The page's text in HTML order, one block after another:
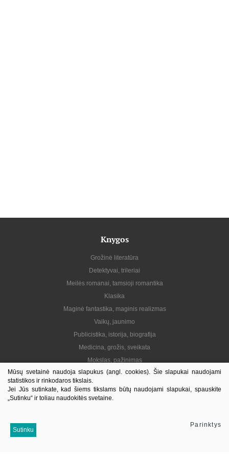
Knygos
Grožinė literatūra
Detektyvai, trileriai
Meilės romanai, tamsioji romantika
Klasika
Maginė fantastika, maginis realizmas
Vaikų, jaunimo
Publicistika, istorija, biografija
Medicina, grožis, sveikata
Mokslas, pažinimas
Praktinė, gyvenimo būdas
Lietuvių autoriai
El. knygos
Mūsų svetainė naudoja slapukus (angl. cookies). Šie slapukai naudojami
statistikos ir rinkodaros tikslais.
Jei Jūs sutinkate, kad šiems tikslams būtų naudojami slapukai, spauskite
„Sutinku“ ir toliau naudokitės svetaine.
Sutinku
Parinktys